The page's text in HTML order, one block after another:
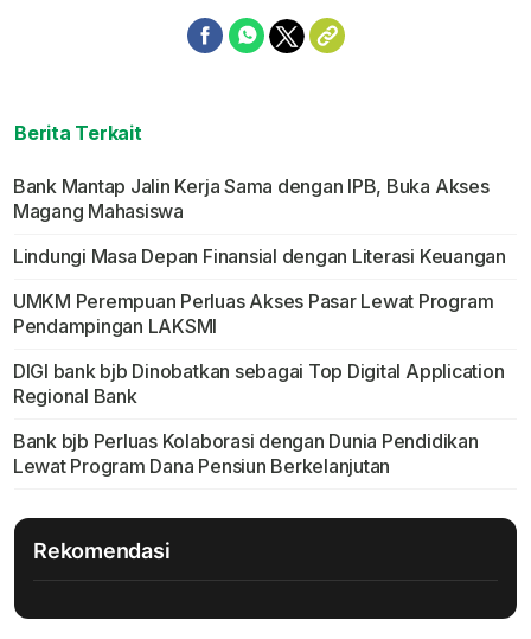
Berita Terkait
Bank Mantap Jalin Kerja Sama dengan IPB, Buka Akses
Magang Mahasiswa
Lindungi Masa Depan Finansial dengan Literasi Keuangan
UMKM Perempuan Perluas Akses Pasar Lewat Program
Pendampingan LAKSMI
DIGI bank bjb Dinobatkan sebagai Top Digital Application
Regional Bank
Bank bjb Perluas Kolaborasi dengan Dunia Pendidikan
Lewat Program Dana Pensiun Berkelanjutan
Rekomendasi